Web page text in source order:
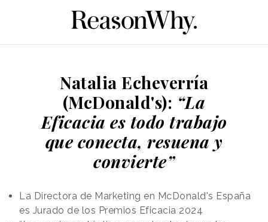
Natalia Echeverría
(McDonald's): “La
Eficacia es todo trabajo
que conecta, resuena y
convierte”
La Directora de Marketing en McDonald's España
es Jurado de los Premios Eficacia 2024